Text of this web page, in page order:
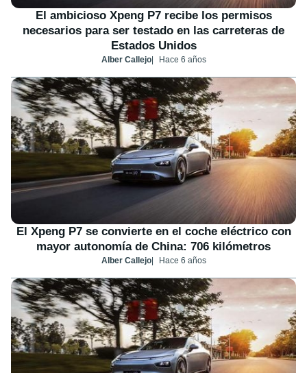
El ambicioso Xpeng P7 recibe los permisos
necesarios para ser testado en las carreteras de
Estados Unidos
Alber Callejo Hace 6 años
El Xpeng P7 se convierte en el coche eléctrico con
mayor autonomía de China: 706 kilómetros
Alber Callejo Hace 6 años